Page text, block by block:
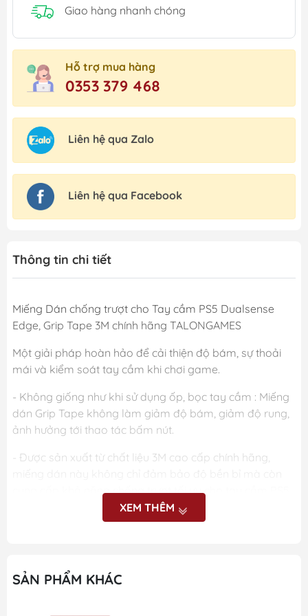
Giao hàng nhanh chóng
Hỗ trợ mua hàng
0353 379 468
Liên hệ qua Zalo
Liên hệ qua Facebook
Thông tin chi tiết
Miếng Dán chống trượt cho Tay cầm PS5 Dualsense
Edge, Grip Tape 3M chính hãng TALONGAMES
Một giải pháp hoàn hảo để cải thiện độ bám, sự thoải
mái và kiểm soát tay cầm khi chơi game.
- Không giống như khi sử dụng ốp, bọc tay cầm : Miếng
dán Grip Tape không làm giảm độ bám, giảm độ rung,
ảnh hưởng tới thao tác bấm nút.
- Được sản xuất từ chất liệu 3M cao cấp chính hãng,
cung cấp khả năng chống trượt tối ưu cho tay cầm PS5
- Chất liệu 3M chính hãng: Miếng dán được sản xuất từ
XEM THÊM
SẢN PHẨM KHÁC